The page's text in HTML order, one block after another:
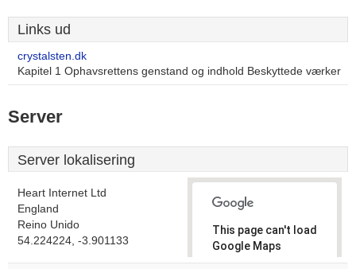
Links ud
crystalsten.dk
Kapitel 1 Ophavsrettens genstand og indhold Beskyttede værker
Server
Server lokalisering
Heart Internet Ltd
England
Reino Unido
54.224224, -3.901133
This page can't load
Google Maps
correctly.